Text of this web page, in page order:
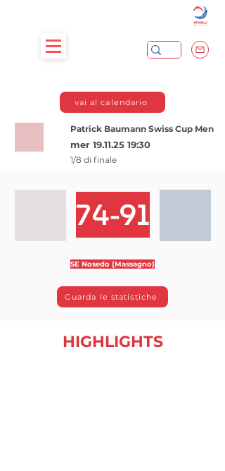
vai al calendario
Patrick Baumann Swiss Cup Men
mer 19.11.25 19:30
1/8 di finale
74-91
SE Nosedo (Massagno)
Guarda le statistiche
HIGHLIGHTS